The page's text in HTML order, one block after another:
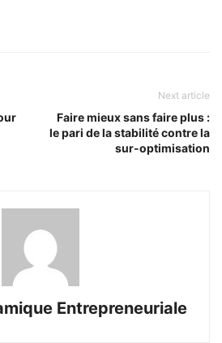
Next article
Faire mieux sans faire plus :
le pari de la stabilité contre la
sur-optimisation
Entrepreneuriale